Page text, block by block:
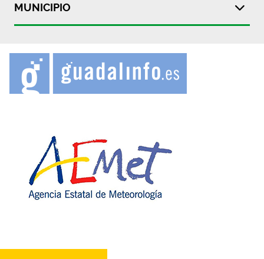
MUNICIPIO